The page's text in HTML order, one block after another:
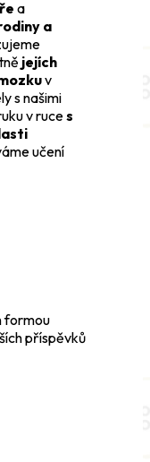
a
a
jejích
v
s našimi
v ruces
učení
formou
příspěvků